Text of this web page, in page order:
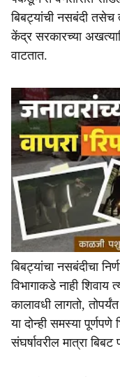
बिबट्यांची नसबंदी तसेच
केंद्र सरकारच्या
वाटतात.
बिबट्यांचा नसबंदीचा
विभागाकडे नाही शिवाय
कालावधी लागतो,
या दोन्ही समस्या पूर्णपणे
संघर्षावरील मात्रा